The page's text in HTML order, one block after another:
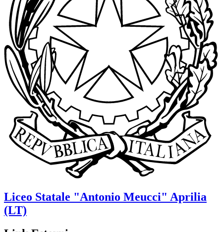
Liceo Statale "Antonio Meucci" Aprilia
(LT)